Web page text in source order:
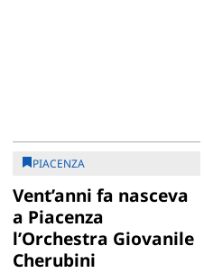
PIACENZA
Vent’anni fa nasceva
a Piacenza
l’Orchestra Giovanile
Cherubini